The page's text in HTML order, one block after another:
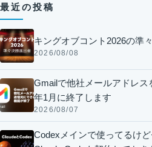
最近の投稿
キングオブコント2026の準
2026/08/08
Gmailで他社メールアドレ
年1月に終了します
2026/08/07
Codexメインで使ってるけ